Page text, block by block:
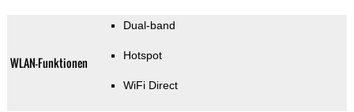
WLAN-Funktionen
Dual-band
Hotspot
WiFi Direct